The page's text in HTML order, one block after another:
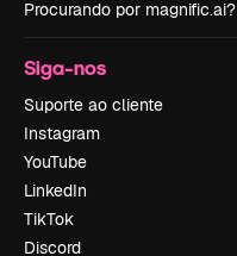
Procurando por magnific.ai?
Siga-nos
Suporte ao cliente
Instagram
YouTube
LinkedIn
TikTok
Discord